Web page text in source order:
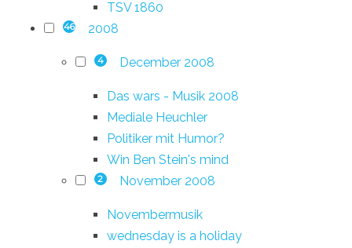
TSV 1860
46 2008
4 December 2008
Das wars - Musik 2008
Mediale Heuchler
Politiker mit Humor?
Win Ben Stein's mind
2 November 2008
Novembermusik
wednesday is a holiday